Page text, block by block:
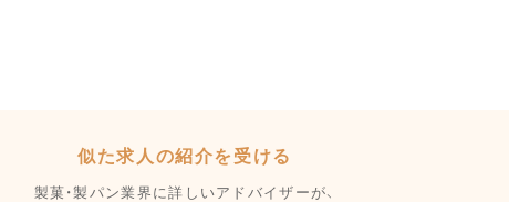
似た求人の紹介を受ける
製菓・製パン業界に詳しいアドバイザーが、